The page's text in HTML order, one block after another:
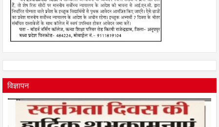
विज्ञापन